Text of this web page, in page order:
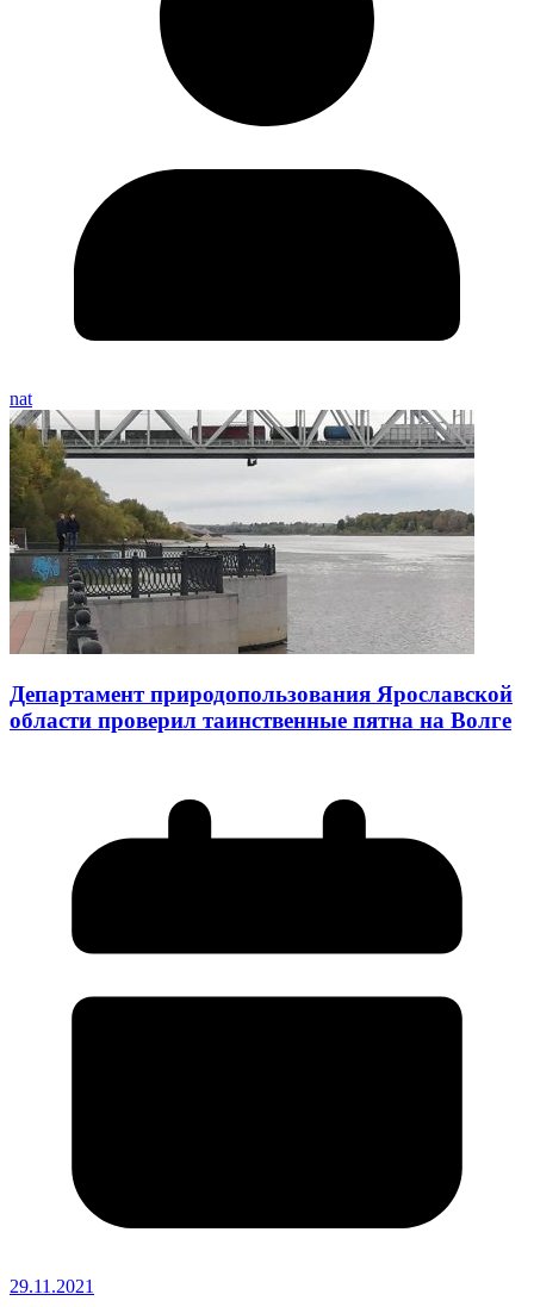
nat
Департамент природопользования Ярославской
области проверил таинственные пятна на Волге
29.11.2021